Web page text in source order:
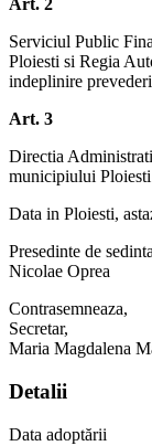
Art. 2
Serviciul Public
Ploiesti si Regia
indeplinire
Art. 3
Directia
municipiului Ploiesti
Data in Ploiesti,
Presedinte de
Nicolae Oprea
Contrasemneaza,
Secretar,
Maria Magdalena
Detalii
Data adoptării